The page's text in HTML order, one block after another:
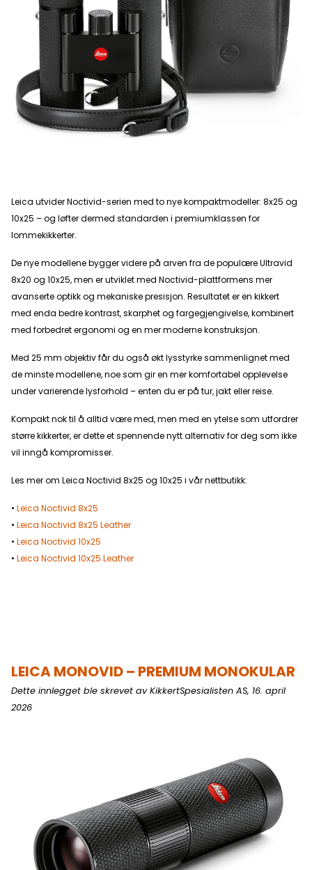
Leica utvider Noctivid-serien med to nye kompaktmodeller: 8x25 og
10x25 – og løfter dermed standarden i premiumklassen for
lommekikkerter.
De nye modellene bygger videre på arven fra de populære Ultravid
8x20 og 10x25, men er utviklet med Noctivid-plattformens mer
avanserte optikk og mekaniske presisjon. Resultatet er en kikkert
med enda bedre kontrast, skarphet og fargegjengivelse, kombinert
med forbedret ergonomi og en mer moderne konstruksjon.
Med 25 mm objektiv får du også økt lysstyrke sammenlignet med
de minste modellene, noe som gir en mer komfortabel opplevelse
under varierende lysforhold – enten du er på tur, jakt eller reise.
Kompakt nok til å alltid være med, men med en ytelse som utfordrer
større kikkerter, er dette et spennende nytt alternativ for deg som ikke
vil inngå kompromisser.
Les mer om Leica Noctivid 8x25 og 10x25 i vår nettbutikk:
• Leica Noctivid 8x25
• Leica Noctivid 8x25 Leather
• Leica Noctivid 10x25
• Leica Noctivid 10x25 Leather
LEICA MONOVID – PREMIUM MONOKULAR
Dette innlegget ble skrevet av KikkertSpesialisten AS, 16. april
2026